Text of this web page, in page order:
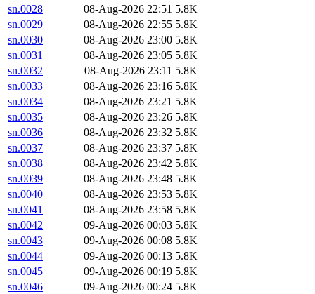
sn.0028
08-Aug-2026 22:51 5.8K
sn.0029
08-Aug-2026 22:55 5.8K
sn.0030
08-Aug-2026 23:00 5.8K
sn.0031
08-Aug-2026 23:05 5.8K
sn.0032
08-Aug-2026 23:11 5.8K
sn.0033
08-Aug-2026 23:16 5.8K
sn.0034
08-Aug-2026 23:21 5.8K
sn.0035
08-Aug-2026 23:26 5.8K
sn.0036
08-Aug-2026 23:32 5.8K
sn.0037
08-Aug-2026 23:37 5.8K
sn.0038
08-Aug-2026 23:42 5.8K
sn.0039
08-Aug-2026 23:48 5.8K
sn.0040
08-Aug-2026 23:53 5.8K
sn.0041
08-Aug-2026 23:58 5.8K
sn.0042
09-Aug-2026 00:03 5.8K
sn.0043
09-Aug-2026 00:08 5.8K
sn.0044
09-Aug-2026 00:13 5.8K
sn.0045
09-Aug-2026 00:19 5.8K
sn.0046
09-Aug-2026 00:24 5.8K